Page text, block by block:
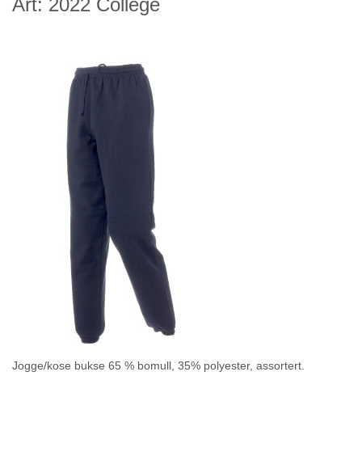
Art: 2022 College
Jogge/kose bukse 65 % bomull, 35% polyester, assortert.